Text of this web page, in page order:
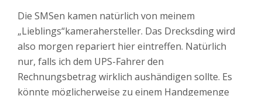
Die SMSen kamen natürlich von meinem
„Lieblings“kamerahersteller. Das Drecksding wird
also morgen repariert hier eintreffen. Natürlich
nur, falls ich dem UPS-Fahrer den
Rechnungsbetrag wirklich aushändigen sollte. Es
könnte möglicherweise zu einem Handgemenge